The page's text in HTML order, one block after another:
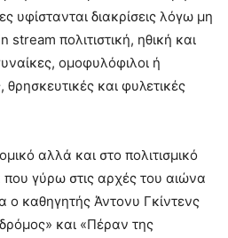
υφίστανται διακρίσεις λόγω μη
πολιτιστική, ηθική και
ομοφυλόφιλοι ή
θρησκευτικές και φυλετικές
αλλά και στο πολιτισμικό
που γύρω στις αρχές του αιώνα
ο καθηγητής Άντονυ Γκίντενς
και «Πέραν της